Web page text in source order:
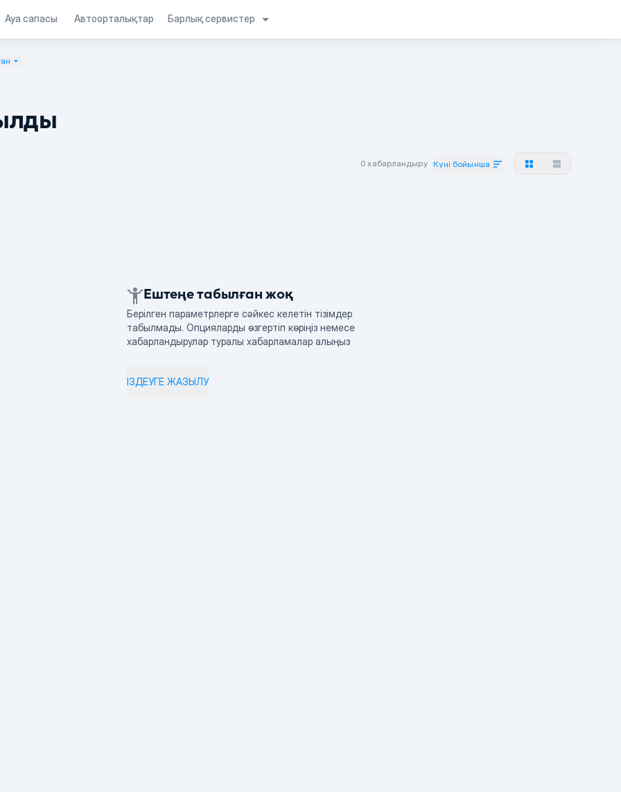
Ауа сапасы Автоорталықтар Барлық сервистер
0 хабарландыру Күні бойынша
Ештеңе табылған жоқ
Берілген параметрлерге сәйкес келетін тізімдер
табылмады. Опцияларды өзгертіп көріңіз немесе
хабарландырулар туралы хабарламалар алыңыз
ІЗДЕУГЕ ЖАЗЫЛУ